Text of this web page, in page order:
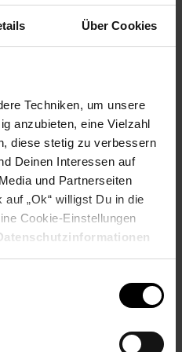
Über Cookies
Techniken, um unsere
anzubieten, eine Vielzahl
diese stetig zu verbessern
Deinen Interessen auf
und Partnerseiten
„Ok“ willigst Du in die
Cookie-Einstellungen
mittlere Reife oder
Allgemeine
Formular